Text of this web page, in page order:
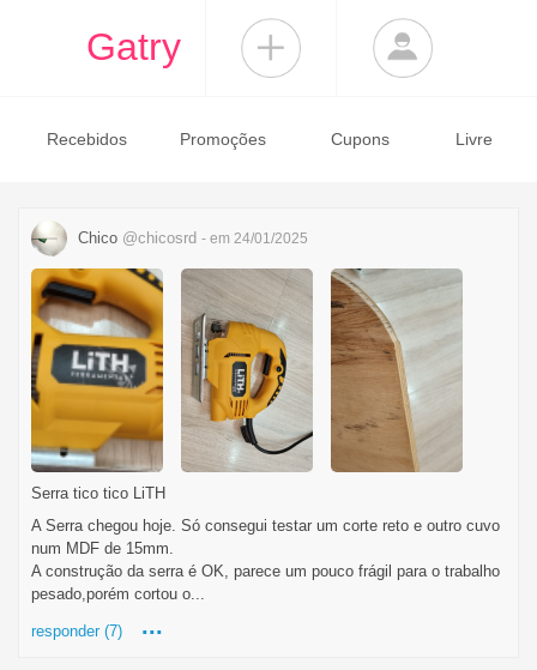
Gatry
Recebidos Promoções Cupons Livre
Chico @chicosrd - em 24/01/2025
Serra tico tico LiTH
A Serra chegou hoje. Só consegui testar um corte reto e outro cuvo
num MDF de 15mm.
A construção da serra é OK, parece um pouco frágil para o trabalho
pesado,porém cortou o...
responder (7) ...